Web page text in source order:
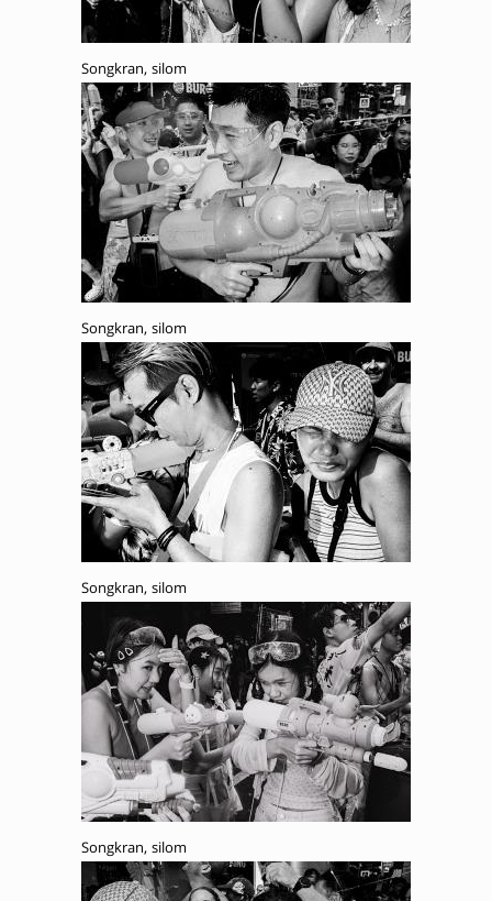
Songkran, silom
Songkran, silom
Songkran, silom
Songkran, silom